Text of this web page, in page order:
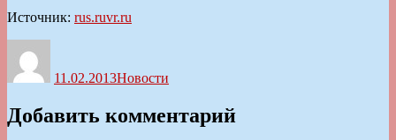
Источник: rus.ruvr.ru
11.02.2013Новости
Добавить комментарий